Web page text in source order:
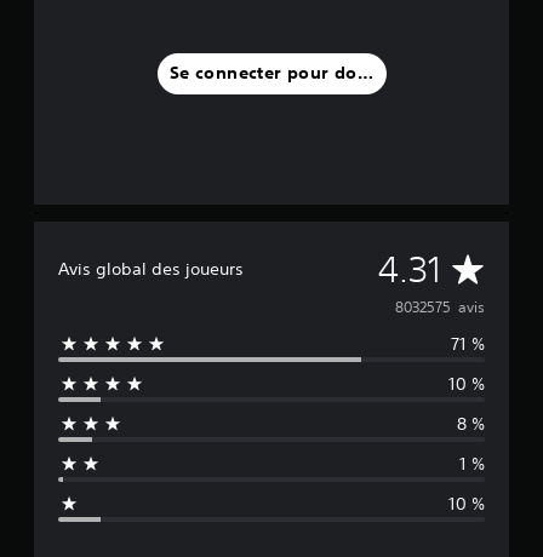
Se connecter pour donner un avis
Avis global des joueurs 4.31 M
o
y
e
n
8032575 avis
71 %
10 %
8 %
1 %
10 %